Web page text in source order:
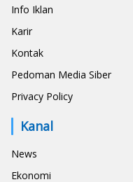
Info Iklan
Karir
Kontak
Pedoman Media Siber
Privacy Policy
Kanal
News
Ekonomi